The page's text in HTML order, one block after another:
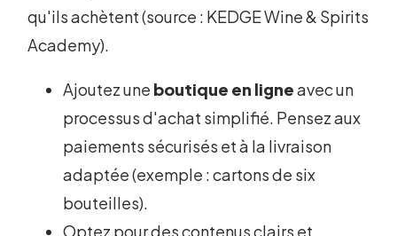
qu'ils achètent (source : KEDGE Wine & Spirits
Academy).
Ajoutez une boutique en ligneavec un
processus d'achat simplifié. Pensez aux
paiements sécurisés et à la livraison
adaptée (exemple : cartons de six
bouteilles).
Optez pour des contenus clairs et